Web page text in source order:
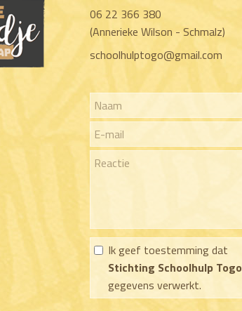
06 22 366 380
(Annerieke Wilson - Schmalz)
schoolhulptogo@gmail.com
Ik geef toestemming dat
Stichting Schoolhulp Togo
gegevens verwerkt.